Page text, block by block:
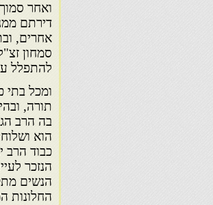
ואחר
דירתם
אחרים,
סמחון
להתפלל
ומכל בתי
תורה,
בה הרב
הוא
כבוד הרב
הנזכר
הנשים
החלונות